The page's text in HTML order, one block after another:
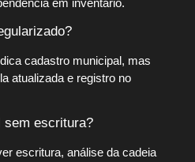
em inventário.
cadastro municipal, mas
atualizada e registro no
sem escritura?
escritura, análise da cadeia